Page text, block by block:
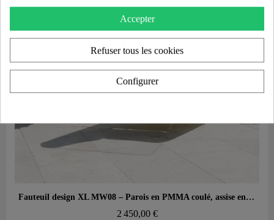
Aperçu rapide Fauteuil design XL MW08 – Parois en PMMA coulé, assise en mousse alvéolaire
2 450,00 €
Accepter
Refuser tous les cookies
Configurer